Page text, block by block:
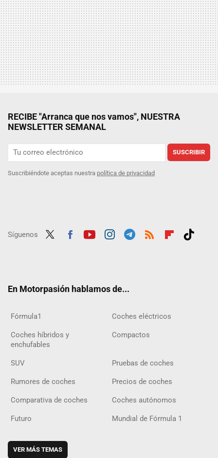
RECIBE "Arranca que nos vamos", NUESTRA
NEWSLETTER SEMANAL
SUSCRIBIR
Suscribiéndote aceptas nuestra política de privacidad
Síguenos
En Motorpasión hablamos de...
Fórmula1 Coches eléctricos
Coches híbridos y
enchufables
Compactos
SUV Pruebas de coches
Rumores de coches Precios de coches
Comparativa de coches Coches autónomos
Futuro Mundial de Fórmula 1
VER MÁS TEMAS